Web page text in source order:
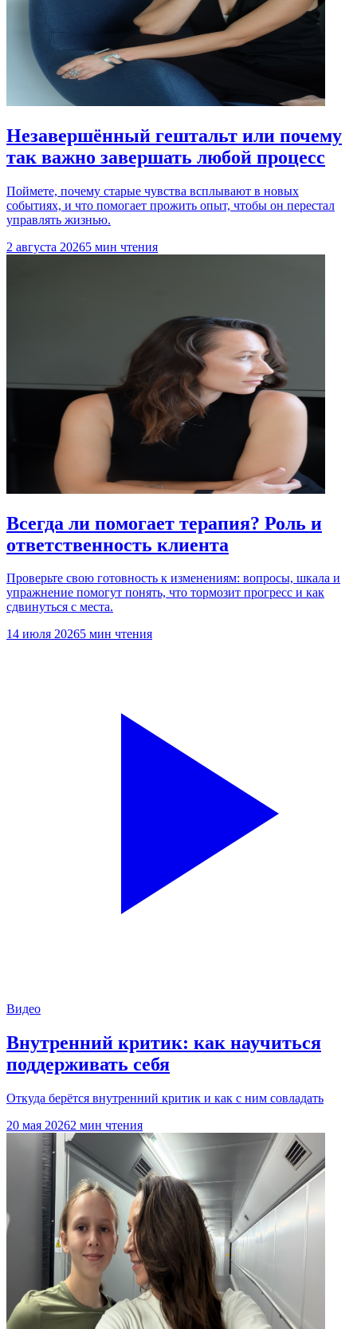
Незавершённый гештальт или почему
так важно завершать любой процесс
Поймете, почему старые чувства всплывают в новых
событиях, и что помогает прожить опыт, чтобы он перестал
управлять жизнью.
2 августа 20265 мин чтения
Всегда ли помогает терапия? Роль и
ответственность клиента
Проверьте свою готовность к изменениям: вопросы, шкала и
упражнение помогут понять, что тормозит прогресс и как
сдвинуться с места.
14 июля 20265 мин чтения
Видео
Внутренний критик: как научиться
поддерживать себя
Откуда берётся внутренний критик и как с ним совладать
20 мая 20262 мин чтения